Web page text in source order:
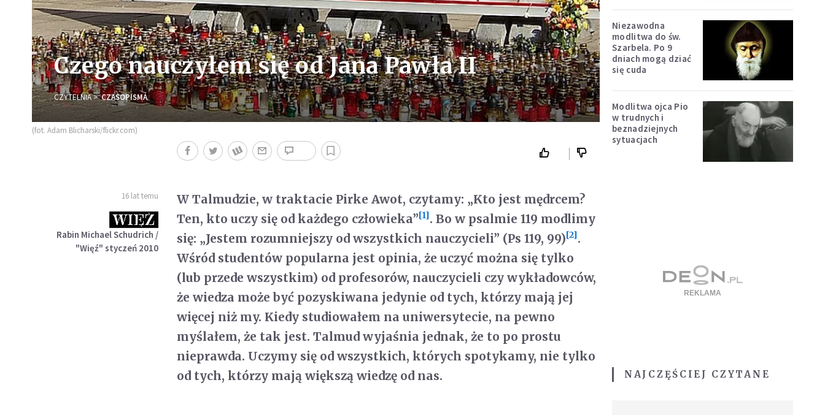
Czego nauczyłem się od Jana Pawła II
CZYTELNIA CZASOPISMA
(fot. Adam Blicharski/flickr.com)
16 lat temu
Rabin Michael Schudrich /
"Więź" styczeń 2010
W Talmudzie, w traktacie Pirke Awot, czytamy: „Kto jest mędrcem?
Ten, kto uczy się od każdego człowieka”[1]. Bo w psalmie 119 modlimy
się: „Jestem rozumniejszy od wszystkich nauczycieli” (Ps 119, 99)[2].
Wśród studentów popularna jest opinia, że uczyć można się tylko
(lub przede wszystkim) od profesorów, nauczycieli czy wykładowców,
że wiedza może być pozyskiwana jedynie od tych, którzy mają jej
więcej niż my. Kiedy studiowałem na uniwersytecie, na pewno
myślałem, że tak jest. Talmud wyjaśnia jednak, że to po prostu
nieprawda. Uczymy się od wszystkich, których spotykamy, nie tylko
od tych, którzy mają większą wiedzę od nas.
Niezawodna
modlitwa do św.
Szarbela. Po 9
dniach mogą dziać
się cuda
Modlitwa ojca Pio
w trudnych i
beznadziejnych
sytuacjach
NAJCZĘŚCIEJ CZYTANE